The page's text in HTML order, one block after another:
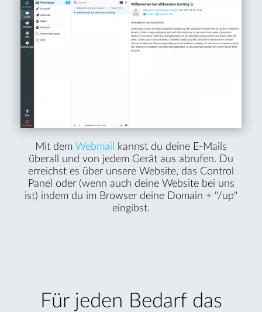
Mit dem Webmail
kannst du deine E-Mails
überall und von jedem Gerät aus abrufen. Du
erreichst es über unsere Website, das Control
Panel oder (wenn auch deine Website bei uns
ist) indem du im Browser deine Domain + "/up"
eingibst.
Für jeden Bedarf das